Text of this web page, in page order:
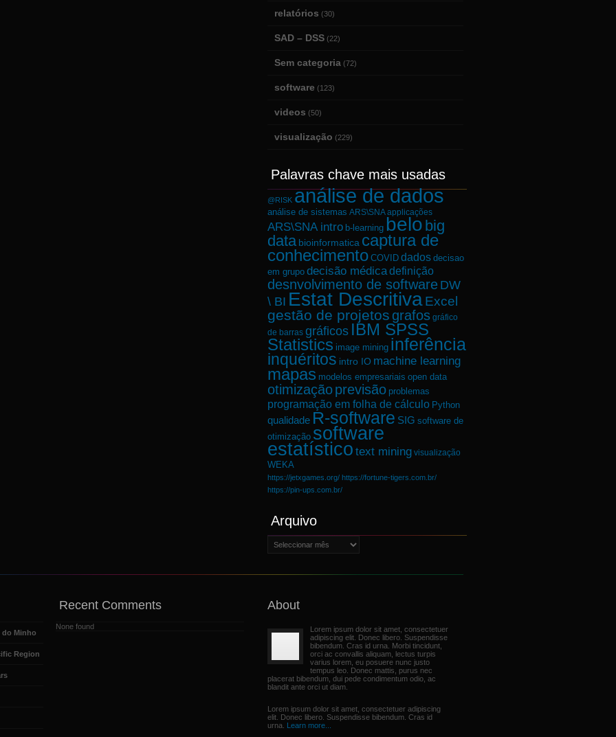
relatórios (30)
SAD – DSS (22)
Sem categoria (72)
software (123)
videos (50)
visualização (229)
Palavras chave mais usadas
@RISK análise de dados
análise de sistemas ARS\SNA applicações
ARS\SNA intro b-learning belo big
data bioinformatica captura de
conhecimento COVID dados decisao
em grupo decisão médicadefinição
desnvolvimento de software DW
\ BI Estat DescritivaExcel
gestão de projetos grafos gráfico
de barras gráficos IBM SPSS
Statistics image mining inferência
inquéritos intro IO machine learning
mapas modelos empresariais open data
otimizaçãoprevisão problemas
programação em folha de cálculo Python
qualidade R-software SIG software de
otimização software
estatístico text mining visualização
WEKA
https://jetxgames.org/ https://fortune-tigers.com.br/
https://pin-ups.com.br/
Arquivo
Arquivo
do Minho
Region
Recent Comments
None found
About
Lorem ipsum dolor sit amet, consectetuer
adipiscing elit. Donec libero. Suspendisse
bibendum. Cras id urna. Morbi tincidunt,
orci ac convallis aliquam, lectus turpis
varius lorem, eu posuere nunc justo
tempus leo. Donec mattis, purus nec
placerat bibendum, dui pede condimentum odio, ac
blandit ante orci ut diam.
Lorem ipsum dolor sit amet, consectetuer adipiscing
elit. Donec libero. Suspendisse bibendum. Cras id
urna. Learn more...